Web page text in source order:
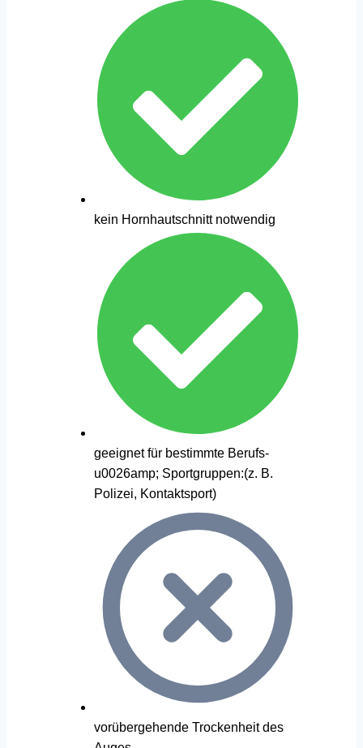
kein Hornhautschnitt notwendig
geeignet für bestimmte Berufs-
u0026amp; Sportgruppen:(z. B.
Polizei, Kontaktsport)
vorübergehende Trockenheit des